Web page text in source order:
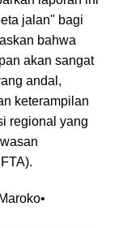
jalan" bagi
bahwa
akan sangat
andal,
keterampilan
regional yang